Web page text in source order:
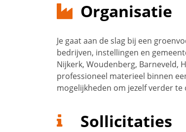
Organisatie
Je gaat aan de slag bij een
bedrijven, instellingen en
Nijkerk, Woudenberg, Barneveld,
professioneel materieel binnen
mogelijkheden om jezelf verder
Sollicitaties